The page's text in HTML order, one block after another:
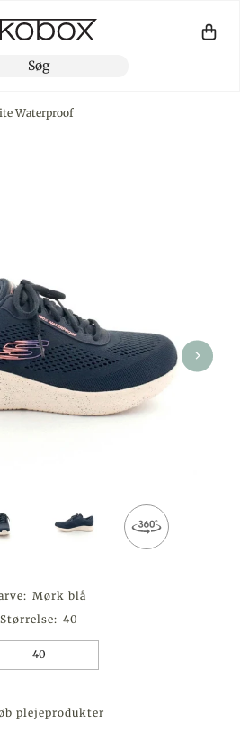
Waterproof
Størrelse: 40
40
Mørk blå
plejeprodukter